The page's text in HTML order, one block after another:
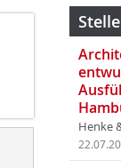
Henke